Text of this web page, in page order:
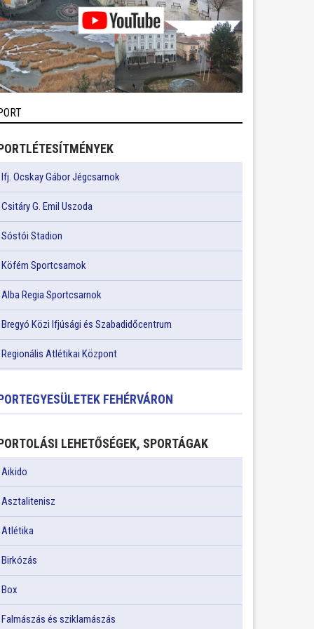
Ifj. Ocskay Gábor Jégcsarnok
Csitáry G. Emil Uszoda
Sóstói Stadion
Köfém Sportcsarnok
Alba Regia Sportcsarnok
Bregyó Közi Ifjúsági és Szabadidőcentrum
Regionális Atlétikai Központ
FEHÉRVÁRON
LEHETŐSÉGEK, SPORTÁGAK
Aikido
Asztalitenisz
Atlétika
Birkózás
Box
Falmászás és sziklamászás